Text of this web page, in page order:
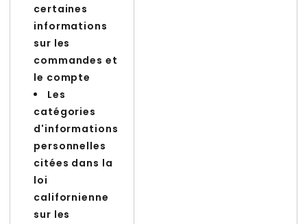
certaines
informations
sur les
commandes et
le compte
Les
catégories
d'informations
personnelles
citées dans la
loi
californienne
sur les